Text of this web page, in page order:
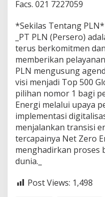
Facs. 021 7227059
*Sekilas Tentang PLN*
_PT PLN (Persero)
terus berkomitmen
memberikan
PLN mengusung
visi menjadi Top 500
pilihan nomor 1 bagi
Energi melalui upaya
implementasi
menjalankan transisi
tercapainya Net Zero
menghadirkan proses
dunia._
Post Views: 1,498